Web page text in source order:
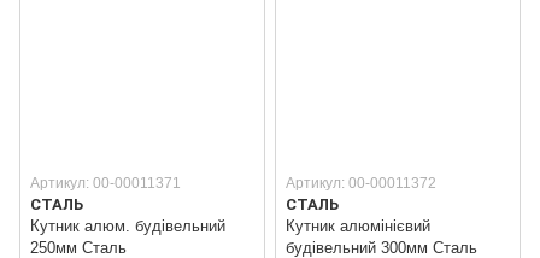
Артикул: 00-00011371
СТАЛЬ
Кутник алюм. будівельний
250мм Сталь
Артикул: 00-00011372
СТАЛЬ
Кутник алюмінієвий
будівельний 300мм Сталь